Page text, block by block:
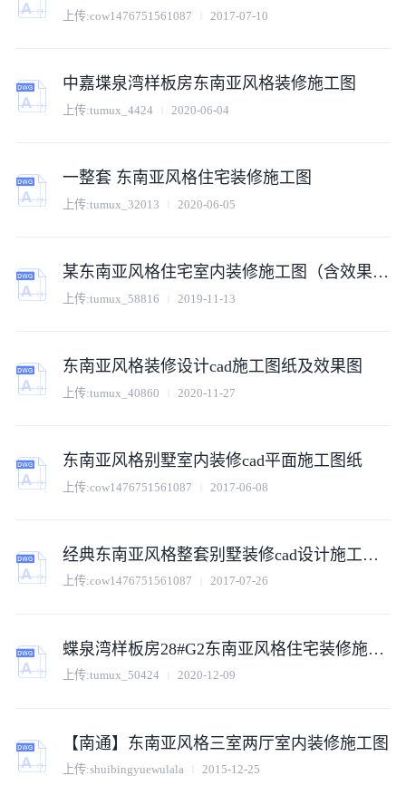
上传:cow1476751561087 2017-07-10
中嘉堞泉湾样板房东南亚风格装修施工图
上传:tumux_4424 2020-06-04
一整套 东南亚风格住宅装修施工图
上传:tumux_32013 2020-06-05
某东南亚风格住宅室内装修施工图（含效果图）
上传:tumux_58816 2019-11-13
东南亚风格装修设计cad施工图纸及效果图
上传:tumux_40860 2020-11-27
东南亚风格别墅室内装修cad平面施工图纸
上传:cow1476751561087 2017-06-08
经典东南亚风格整套别墅装修cad设计施工图纸
上传:cow1476751561087 2017-07-26
蝶泉湾样板房28#G2东南亚风格住宅装修施工图
上传:tumux_50424 2020-12-09
【南通】东南亚风格三室两厅室内装修施工图
上传:shuibingyuewulala 2015-12-25